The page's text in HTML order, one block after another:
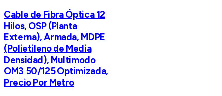
Cable de Fibra Óptica 12
Hilos, OSP (Planta
Externa), Armada, MDPE
(Polietileno de Media
Densidad), Multimodo
OM3 50/125 Optimizada,
Precio Por Metro